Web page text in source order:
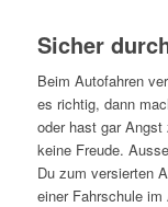
Sicher
Beim Autofahren
es richtig, dann
oder hast gar
keine Freude.
Du zum versierten
einer Fahrschule im